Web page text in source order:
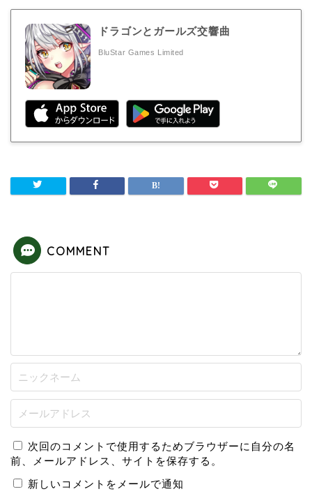
ドラゴンとガールズ交響曲
BluStar Games Limited
COMMENT
次回のコメントで使用するためブラウザーに自分の名
前、メールアドレス、サイトを保存する。
新しいコメントをメールで通知